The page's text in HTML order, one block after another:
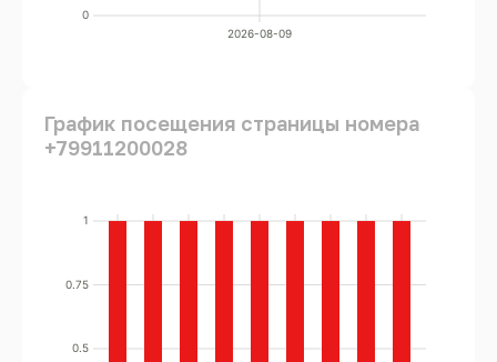
0
2026-08-09
График посещения страницы номера
+79911200028
0.5
0.75
1